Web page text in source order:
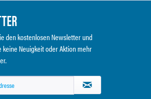
den kostenlosen Newsletter und
keine Neuigkeit oder Aktion mehr